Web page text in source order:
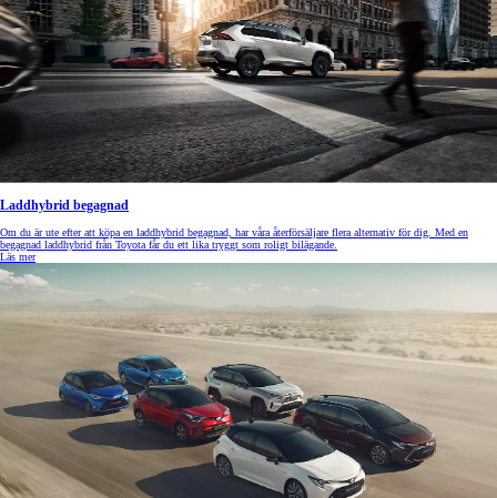
Laddhybrid begagnad
Om du är ute efter att köpa en laddhybrid begagnad, har våra återförsäljare flera alternativ för dig. Med en
begagnad laddhybrid från Toyota får du ett lika tryggt som roligt bilägande.
Läs mer